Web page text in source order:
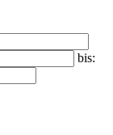
bis: